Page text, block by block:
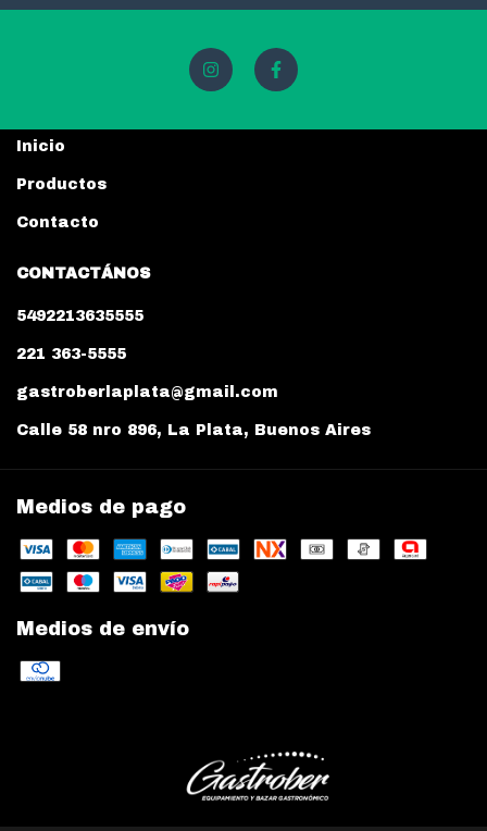
Inicio
Productos
Contacto
CONTACTÁNOS
5492213635555
221 363-5555
gastroberlaplata@gmail.com
Calle 58 nro 896, La Plata, Buenos Aires
Medios de pago
Medios de envío